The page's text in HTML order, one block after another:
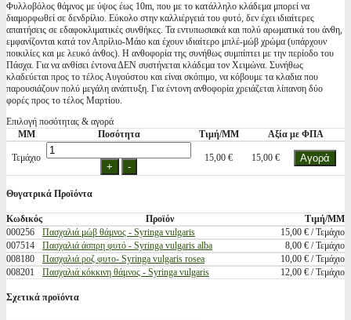
Φυλλοβόλος θάμνος με ύψος έως 10m, που με το κατάλληλο κλάδεμα μπορεί να
διαμορφωθεί σε δενδρίλιο. Εύκολο στην καλλιέργειά του φυτό, δεν έχει ιδιαίτερες
απαιτήσεις σε εδαφοκλιματικές συνθήκες. Τα εντυπωσιακά και πολύ αρωματικά του άνθη,
εμφανίζονται κατά τον Απρίλιο-Μάιο και έχουν ιδιαίτερο μπλέ-μώβ χρώμα (υπάρχουν
ποικιλίες και με λευκό άνθος). Η ανθοφορία της συνήθως συμπίπτει με την περίοδο του
Πάσχα. Για να ανθίσει έντονα ΔΕΝ συστήνεται κλάδεμα τον Χειμώνα. Συνήθως
κλαδεύεται προς το τέλος Αυγούστου και είναι σκόπιμο, να κόβουμε τα κλαδια που
παρουσιάζουν πολύ μεγάλη ανάπτυξη. Για έντονη ανθοφορία χρειάζεται λίπανση δύο
φορές προς το τέλος Μαρτίου.
Επιλογή ποσότητας & αγορά
ΜΜ
Ποσότητα Τιμή/ΜΜ Αξία με ΦΠΑ
Τεμάχιο 15,00 € 15,00 €
Θυγατρικά Προϊόντα
Κωδικός Προϊόν
Τιμή/ΜΜ
000256
Πασχαλιά μώβ θάμνος - Syringa vulgaris
15,00 € / Τεμάχιο
007514
Πασχαλιά άσπρη φυτό - Syringa vulgaris alba
8,00 € / Τεμάχιο
008180
Πασχαλιά ροζ φυτο- Syringa vulgaris rosea
10,00 € / Τεμάχιο
008201
Πασχαλιά κόκκινη θάμνος - Syringa vulgaris 12,00 € / Τεμάχιο
Σχετικά προϊόντα